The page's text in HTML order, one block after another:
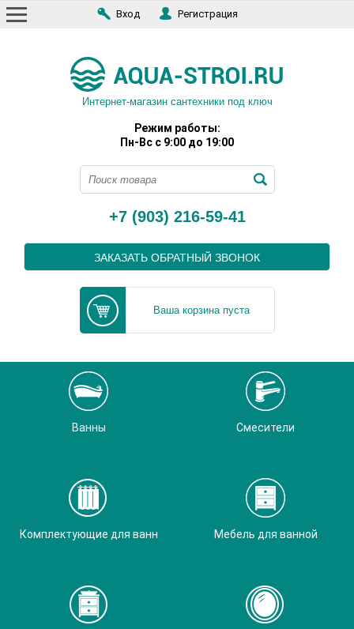
Вход Регистрация
Интернет-магазин сантехники под ключ
Режим работы:
Пн-Вс с 9:00 до 19:00
+7 (903) 216-59-41
ЗАКАЗАТЬ ОБРАТНЫЙ ЗВОНОК
Ваша корзина пуста
Ванны Смесители
Комплектующие для ванн Мебель для ванной